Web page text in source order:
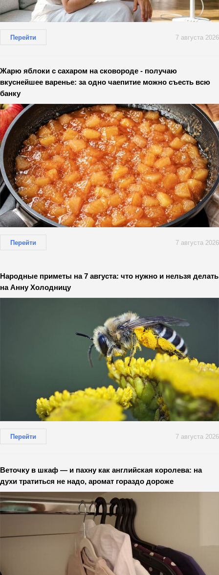
Перейти 7 августа 2026
Жарю яблоки с сахаром на сковороде - получаю
вкуснейшее варенье: за одно чаепитие можно съесть всю
банку
Перейти 7 августа 2026
Народные приметы на 7 августа: что нужно и нельзя делать
на Анну Холодницу
Перейти 7 августа 2026
Веточку в шкаф — и пахну как английская королева: на
духи тратиться не надо, аромат гораздо дороже